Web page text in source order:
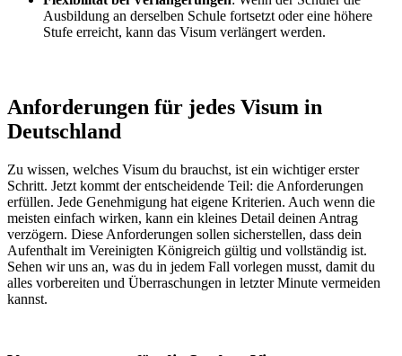
Ausbildung an derselben Schule fortsetzt oder eine höhere
Stufe erreicht, kann das Visum verlängert werden.
Anforderungen für jedes Visum in
Deutschland
Zu wissen, welches Visum du brauchst, ist ein wichtiger erster
Schritt. Jetzt kommt der entscheidende Teil: die Anforderungen
erfüllen. Jede Genehmigung hat eigene Kriterien. Auch wenn die
meisten einfach wirken, kann ein kleines Detail deinen Antrag
verzögern. Diese Anforderungen sollen sicherstellen, dass dein
Aufenthalt im Vereinigten Königreich gültig und vollständig ist.
Sehen wir uns an, was du in jedem Fall vorlegen musst, damit du
alles vorbereiten und Überraschungen in letzter Minute vermeiden
kannst.